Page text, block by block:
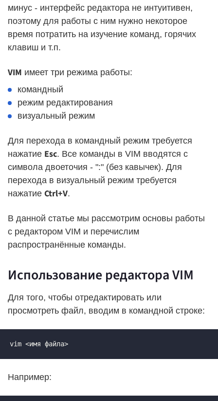
минус - интерфейс редактора не интуитивен,
поэтому для работы с ним нужно некоторое
время потратить на изучение команд, горячих
клавиш и т.п.
VIM имеет три режима работы:
командный
режим редактирования
визуальный режим
Для перехода в командный режим требуется
нажатие Esc. Все команды в VIM вводятся с
символа двоеточия - ":" (без кавычек). Для
перехода в визуальный режим требуется
нажатие Ctrl+V.
В данной статье мы рассмотрим основы работы
с редактором VIM и перечислим
распространённые команды.
Использование редактора VIM
Для того, чтобы отредактировать или
просмотреть файл, вводим в командной строке:
vim <имя файла>
Например: